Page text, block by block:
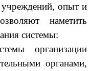
учреждений, опыт и
наметить
системы:
организации
органами,